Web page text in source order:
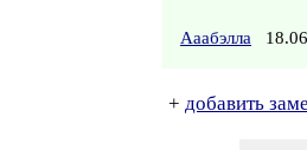
Ааабэлла
+ добавить